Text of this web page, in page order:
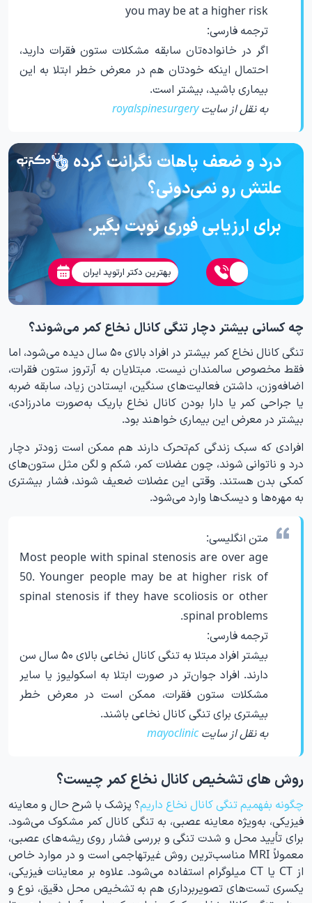
you may be at a higher risk
ترجمه فارسی:
اگر در خانواده‌تان سابقه مشکلات ستون فقرات دارید،
احتمال اینکه خودتان هم در معرض خطر ابتلا به این
بیماری باشید، بیشتر است.
به نقل از سایتroyalspinesurgery
درد و ضعف پاهات نگرانت کرده و
علتش رو نمی‌دونی؟
برای ارزیابی فوری نوبت بگیر.
بهترین دکتر ارتوپد ایران
چه کسانی بیشتر دچار تنگی کانال نخاع کمر می‌شوند؟
تنگی کانال نخاع کمر بیشتر در افراد بالای ۵۰ سال دیده می‌شود، اما
فقط مخصوص سالمندان نیست. مبتلایان به آرتروز ستون فقرات،
اضافه‌وزن، داشتن فعالیت‌های سنگین، ایستادن زیاد، سابقه ضربه
یا جراحی کمر یا دارا بودن کانال نخاع باریک‌ به‌صورت مادرزادی،
بیشتر در معرض این بیماری خواهند بود.
افرادی که سبک زندگی کم‌تحرک دارند هم ممکن است زودتر دچار
درد و ناتوانی شوند، چون عضلات کمر، شکم و لگن مثل ستون‌های
کمکی بدن هستند. وقتی این عضلات ضعیف شوند، فشار بیشتری
به مهره‌ها و دیسک‌ها وارد می‌شود.
متن انگلیسی:
Most people with spinal stenosis are over age
50. Younger people may be at higher risk of
spinal stenosis if they have scoliosis or other
spinal problems.
ترجمه فارسی:
بیشتر افراد مبتلا به تنگی کانال نخاعی بالای ۵۰ سال سن
دارند. افراد جوان‌تر در صورت ابتلا به اسکولیوز یا سایر
مشکلات ستون فقرات، ممکن است در معرض خطر
بیشتری برای تنگی کانال نخاعی باشند.
به نقل از سایتmayoclinic
روش های تشخیص کانال نخاع کمر چیست؟
چگونه بفهمیم تنگی کانال نخاع داریم؟ پزشک با شرح حال و معاینه
فیزیکی، به‌ویژه معاینه عصبی، به تنگی کانال کمر مشکوک می‌شود.
برای تأیید محل و شدت تنگی و بررسی فشار روی ریشه‌های عصبی،
معمولاً MRI مناسب‌ترین روش غیرتهاجمی است و در موارد خاص
از CT یا CT میلوگرام استفاده می‌شود. علاوه بر معاینات فیزیکی،
یکسری تست‌های تصویربرداری هم به تشخیص محل دقیق، نوع و